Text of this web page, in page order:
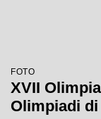
FOTO
XVII
Olimpiadi